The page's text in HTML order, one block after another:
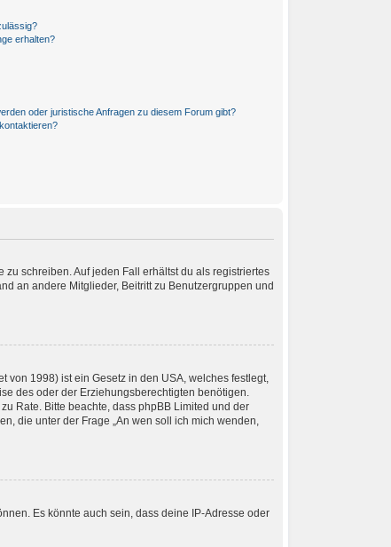
erhalten?
oder juristische Anfragen zu diesem Forum gibt?
schreiben. Auf jeden Fall erhältst du als registriertes
an andere Mitglieder, Beitritt zu Benutzergruppen und
von 1998) ist ein Gesetz in den USA, welches festlegt,
des oder der Erziehungsberechtigten benötigen.
Rate. Bitte beachte, dass phpBB Limited und der
die unter der Frage „An wen soll ich mich wenden,
Es könnte auch sein, dass deine IP-Adresse oder